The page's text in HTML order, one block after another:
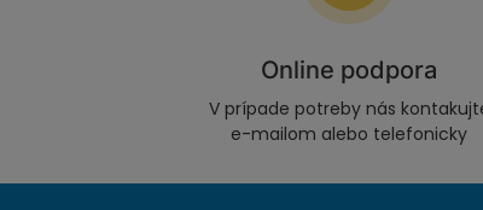
Online podpora
V prípade potreby nás
e-mailom alebo telefonicky